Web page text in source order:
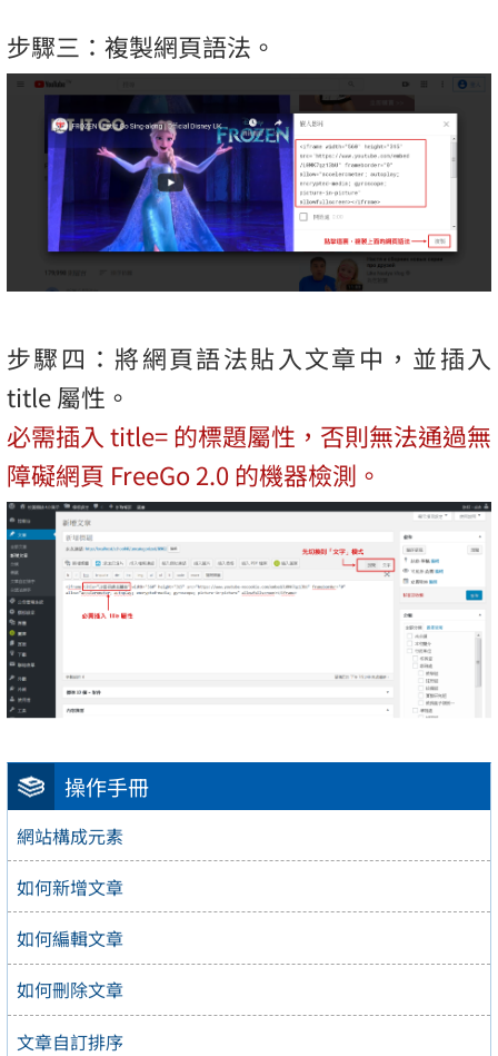
操作手冊
網站構成元素
如何新增文章
如何編輯文章
如何刪除文章
文章自訂排序
步驟三：複製網頁語法。
步驟四：將網頁語法貼入文章中，並插入
title 屬性。
必需插入 title= 的標題屬性，否則無法通過無
障礙網頁 FreeGo 2.0 的機器檢測。